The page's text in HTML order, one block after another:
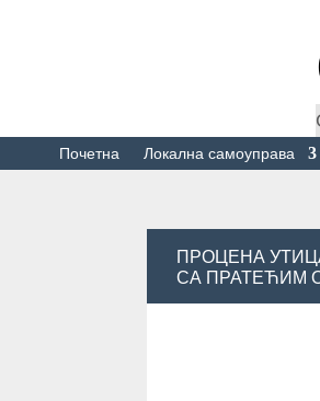
Почетна Локална самоуправа
ПРОЦЕНА
СА ПРАТЕЋИМ